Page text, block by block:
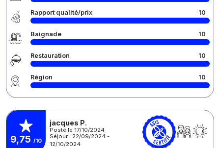
Rapport qualité/prix 10
Baignade 10
Restauration 10
Région 10
9,75 /10
jacques P.
Posté le 17/10/2024
Séjour : 22/09/2024 -
12/10/2024